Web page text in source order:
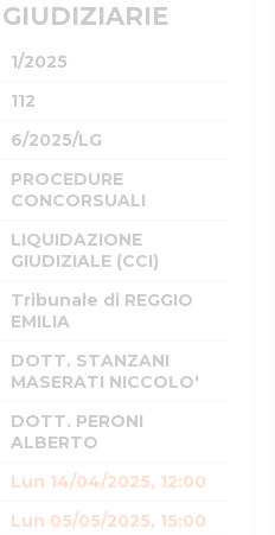
1/2025
112
6/2025/LG
PROCEDURE
CONCORSUALI
LIQUIDAZIONE
GIUDIZIALE (CCI)
Tribunale di REGGIO
EMILIA
DOTT. STANZANI
MASERATI NICCOLO'
DOTT. PERONI
ALBERTO
Lun 14/04/2025, 12:00
Lun 05/05/2025, 15:00